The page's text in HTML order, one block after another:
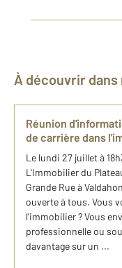
À découvrir
Réunion
de carrière dans
Le lundi 27 juillet à
L'Immobilier du
Grande Rue à
ouverte à tous. Vous
l'immobilier ? Vous
professionnelle ou
davantage sur un ...